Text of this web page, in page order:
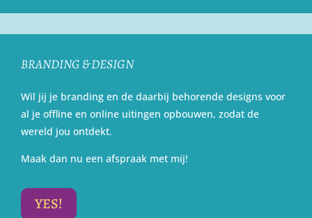
BRANDING & DESIGN
Wil jij je branding en de daarbij behorende designs voor
al je offline en online uitingen opbouwen, zodat de
wereld jou ontdekt.
Maak dan nu een afspraak met mij!
YES!